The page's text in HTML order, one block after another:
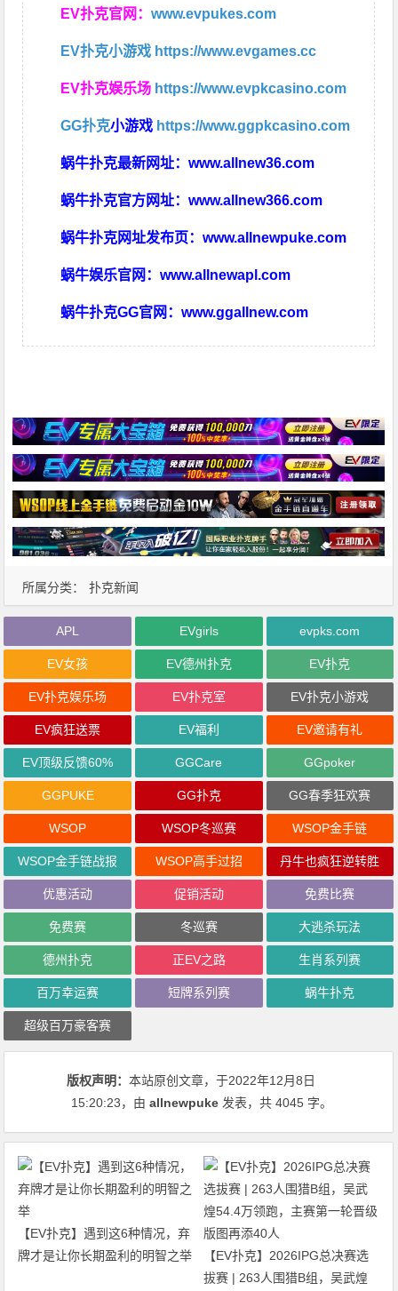
EV扑克官网：www.evpukes.com
EV扑克小游戏 https://www.evgames.cc
EV扑克娱乐场 https://www.evpkcasino.com
GG扑克小游戏 https://www.ggpkcasino.com
蜗牛扑克最新网址：www.allnew36.com
蜗牛扑克官方网址：www.allnew366.com
蜗牛扑克网址发布页：www.allnewpuke.com
蜗牛娱乐官网：www.allnewapl.com
蜗牛扑克GG官网：www.ggallnew.com
所属分类： 扑克新闻
APL EVgirls evpks.com
EV女孩 EV德州扑克 EV扑克
EV扑克娱乐场 EV扑克室 EV扑克小游戏
EV疯狂送票 EV福利 EV邀请有礼
EV顶级反馈60% GGCare GGpoker
GGPUKE GG扑克 GG春季狂欢赛
WSOP WSOP冬巡赛 WSOP金手链
WSOP金手链战报 WSOP高手过招 丹牛也疯狂逆转胜
优惠活动 促销活动 免费比赛
免费赛 冬巡赛 大逃杀玩法
德州扑克 正EV之路 生肖系列赛
百万幸运赛 短牌系列赛 蜗牛扑克
超级百万豪客赛
版权声明：本站原创文章，于2022年12月8日
15:20:23，由allnewpuke 发表，共 4045 字。
【EV扑克】遇到这6种情况，弃
牌才是让你长期盈利的明智之举
【EV扑克】2026IPG总决赛选
拔赛 | 263人围猎B组，吴武煌